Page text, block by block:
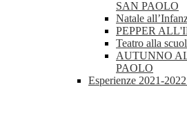
SAN PAOLO
Natale
PEPPER
Teatro alla
AUTUNNO
PAOLO
Esperienze 2021-